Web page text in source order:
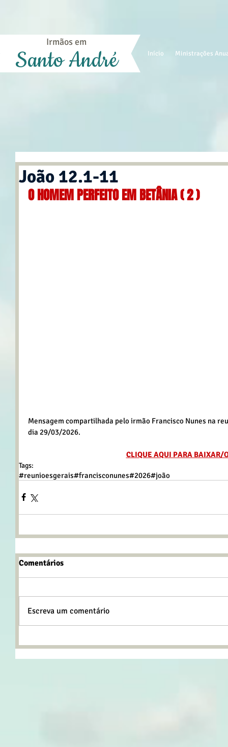
Início Ministrações
Irmãos em
Santo André
João 12.1-11
O HOMEM PERFEITO EM BETÂNIA ( 2 )
Mensagem compartilhada pelo irmão Francisco Nunes na
dia 29/03/2026.
CLIQUE AQUI PARA BAIXAR/
Tags:
#reunioesgerais#francisconunes#2026#joão
Comentários
Escreva um comentário